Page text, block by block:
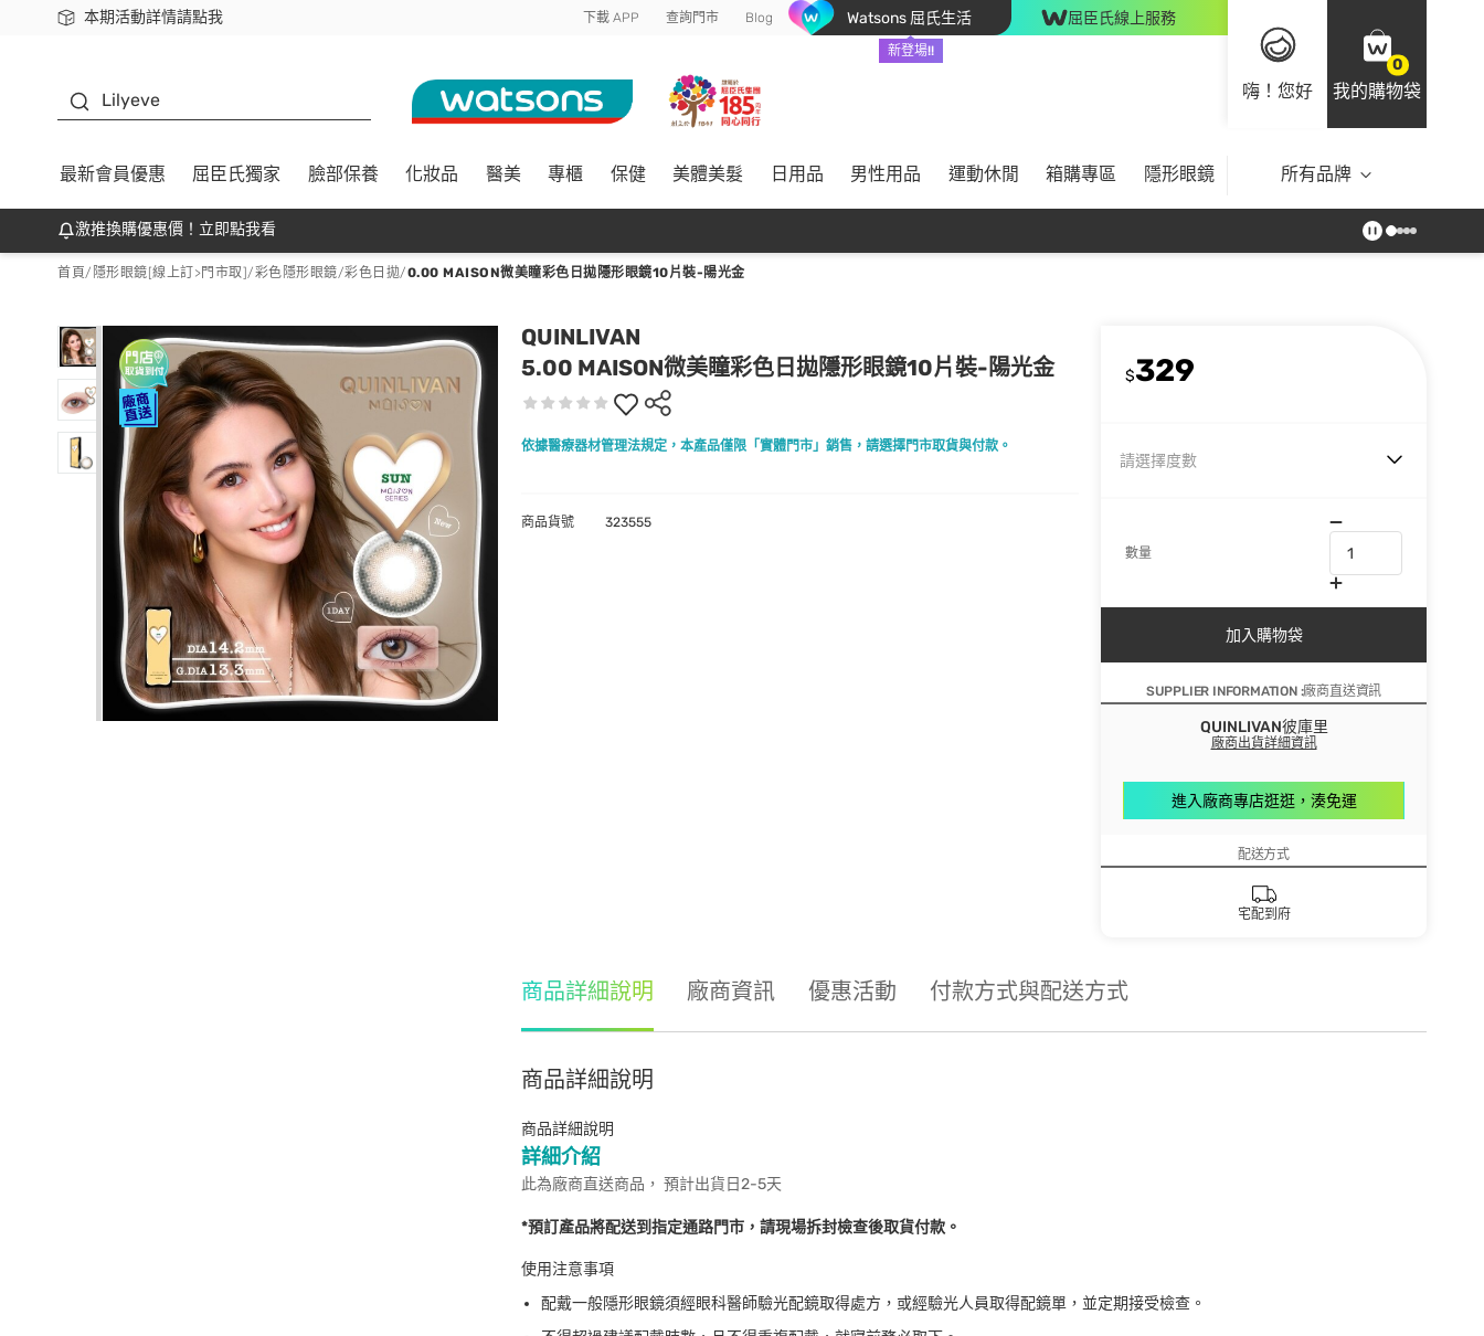
本期活動詳情請點我
下載app最高回饋$350 下載 APP 查詢門市 Blog Watsons 屈氏生活
新登場!!
屈臣氏線上服務
嗨！您好
0
我的購物袋
Lilyeve
最新會員優惠 屈臣氏獨家 臉部保養 化妝品 醫美 專櫃 保健 美體美髮 日用品 男性用品 運動休閒 箱購專區 隱形眼鏡 所有品牌
激推換購優惠價！立即點我看
首頁/ 隱形眼鏡[線上訂>門市取]/彩色隱形眼鏡/彩色日拋/0.00 MAISON微美瞳彩色日拋隱形眼鏡10片裝-陽光金
QUINLIVAN
5.00 MAISON微美瞳彩色日拋隱形眼鏡10片裝-陽光金
依據醫療器材管理法規定，本產品僅限「實體門市」銷售，請選擇門市取貨與付款。
$329
請選擇度數
數量
加入購物袋
SUPPLIER INFORMATION :廠商直送資訊
QUINLIVAN彼庫里
廠商出貨詳細資訊
進入廠商專店逛逛，湊免運
配送方式
宅配到府
商品貨號 323555
商品詳細說明 廠商資訊 優惠活動 付款方式與配送方式
商品詳細說明
商品詳細說明
詳細介紹
此為廠商直送商品， 預計出貨日2-5天
*預訂產品將配送到指定通路門市，請現場拆封檢查後取貨付款。
使用注意事項
配戴一般隱形眼鏡須經眼科醫師驗光配鏡取得處方，或經驗光人員取得配鏡單，並定期接受檢查。